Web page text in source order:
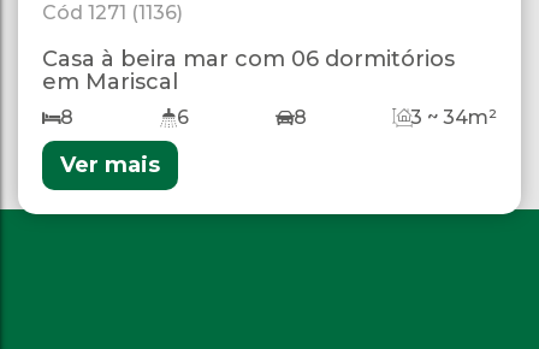
1271 (1136)
Casa à beira mar com 06 dormitórios
em Mariscal
8 6 3 ~ 34m²
8
Ver mais